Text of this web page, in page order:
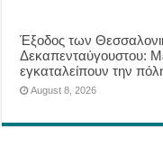
Έξοδος των
Δεκαπενταύγουστου:
εγκαταλείπουν την
August 8, 2026